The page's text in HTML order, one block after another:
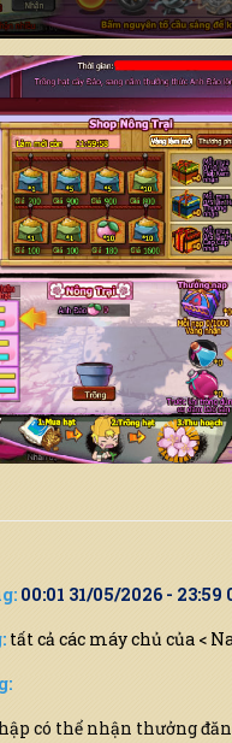
00:01 31/05/2026 - 23:59
tất cả các máy chủ của <
có thể nhận thưởng